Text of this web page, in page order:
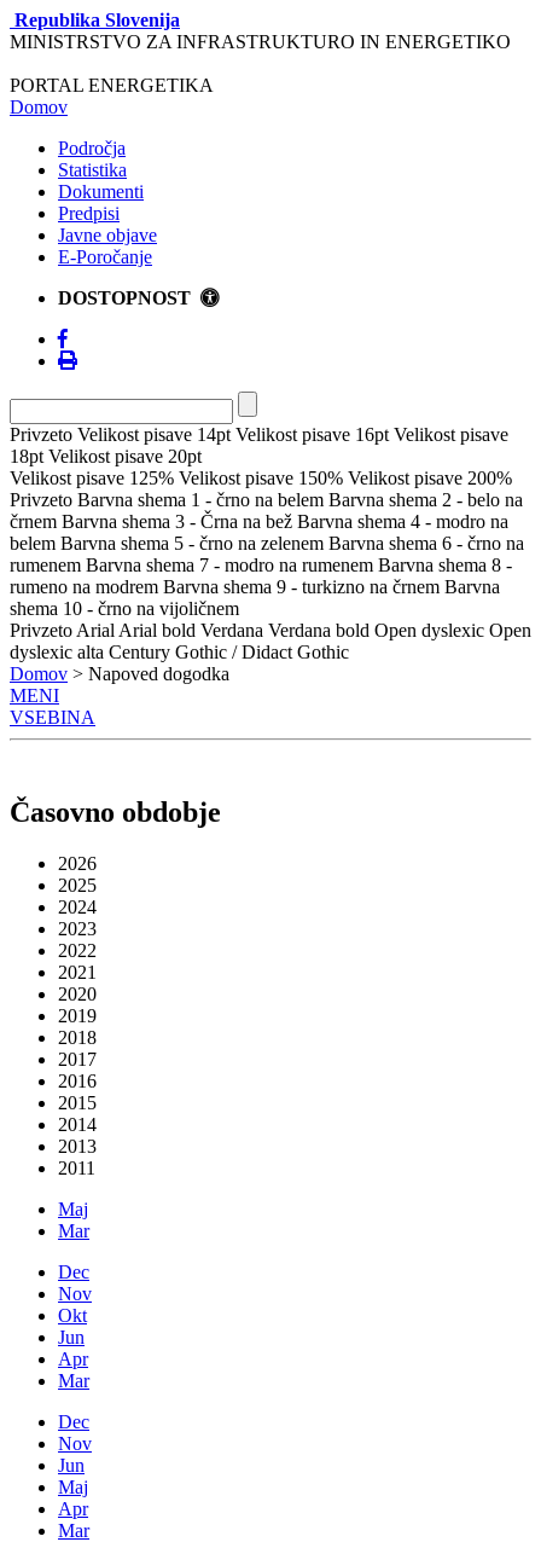
Republika Slovenija
MINISTRSTVO ZA INFRASTRUKTURO IN ENERGETIKO
PORTAL ENERGETIKA
Domov
Področja
Statistika
Dokumenti
Predpisi
Javne objave
E-Poročanje
DOSTOPNOST
Privzeto Velikost pisave 14pt Velikost pisave 16pt Velikost pisave
18pt Velikost pisave 20pt
Velikost pisave 125% Velikost pisave 150% Velikost pisave 200%
Privzeto Barvna shema 1 - črno na belem Barvna shema 2 - belo na
črnem Barvna shema 3 - Črna na bež Barvna shema 4 - modro na
belem Barvna shema 5 - črno na zelenem Barvna shema 6 - črno na
rumenem Barvna shema 7 - modro na rumenem Barvna shema 8 -
rumeno na modrem Barvna shema 9 - turkizno na črnem Barvna
shema 10 - črno na vijoličnem
Privzeto Arial Arial bold Verdana Verdana bold Open dyslexic Open
dyslexic alta Century Gothic / Didact Gothic
Domov > Napoved dogodka
MENI
VSEBINA
Časovno obdobje
2026
2025
2024
2023
2022
2021
2020
2019
2018
2017
2016
2015
2014
2013
2011
Maj
Mar
Dec
Nov
Okt
Jun
Apr
Mar
Dec
Nov
Jun
Maj
Apr
Mar